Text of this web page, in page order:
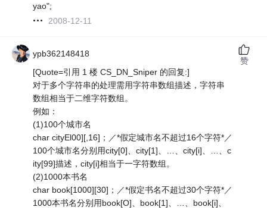
yao";
2008-12-11
ypb362148418
[Quote=引用 1 楼 CS_DN_Sniper 的回复:]
对于多个字符串的处理需用字符串数组描述，字符串
数组相当于二维字符数组。
例如：
(1)100个城市名
char cityEl00][,16]；／*假定城市名不超过16个字符*／
100个城市名分别用city[0]、city[1]、…、city[i]、…、c
ity[99]描述，city[i]相当于一字符数组。
(2)1000本书名
char book[1000][30]；／*假定书名不超过30个字符*／
1000本书名分别用book[O]、book[1]、…、book[i]、
赞